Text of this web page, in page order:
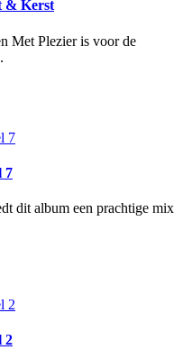
& Kerst
Met Plezier is voor de
7
dit album een prachtige mix
2